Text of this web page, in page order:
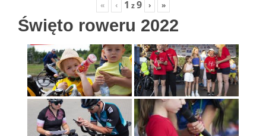
« ‹ 1 z9 › »
Święto roweru 2022